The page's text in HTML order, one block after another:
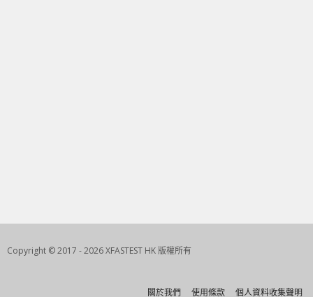
Copyright © 2017 - 2026 XFASTEST HK 版權所有
關於我們 使用條款 個人資料收集聲明